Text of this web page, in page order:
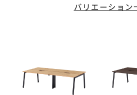
バリエーション